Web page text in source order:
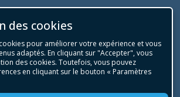
des cookies
pour améliorer votre expérience et vous
adaptés. En cliquant sur "Accepter", vous
des cookies. Toutefois, vous pouvez
en cliquant sur le bouton « Paramètres